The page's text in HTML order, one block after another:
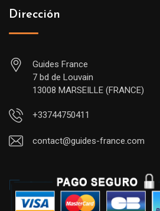
Dirección
Guides France
7 bd de Louvain
13008 MARSEILLE (FRANCE)
+33744750411
contact@guides-france.com